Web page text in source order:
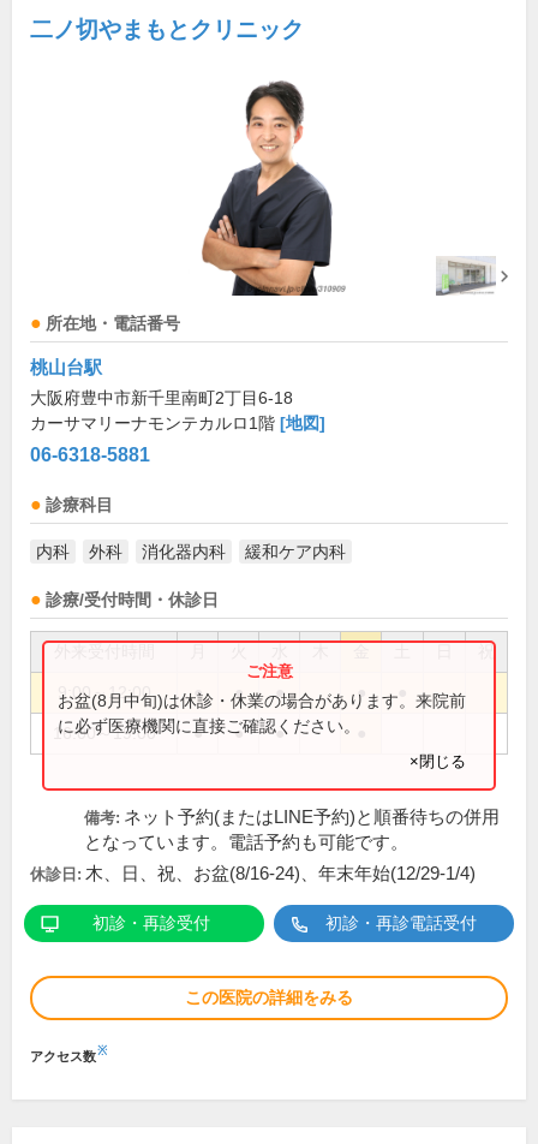
二ノ切やまもとクリニック
所在地・電話番号
桃山台駅
大阪府豊中市新千里南町2丁目6-18
カーサマリーナモンテカルロ1階 [地図]
06-6318-5881
診療科目
内科 外科 消化器内科 緩和ケア内科
診療/受付時間・休診日
祝
9:00～12:00 ● ● ● ●
16:00～19:00 ● ● ●
お盆(8月中旬)は休診・休業の場合があります。来院前
に必ず医療機関に直接ご確認ください。
×閉じる
備考: ネット予約(またはLINE予約)と順番待ちの併用
となっています。電話予約も可能です。
休診日: 木、日、祝、お盆(8/16-24)、年末年始(12/29-1/4)
初診・再診受付 初診・再診電話受付
この医院の詳細をみる
アクセス数※